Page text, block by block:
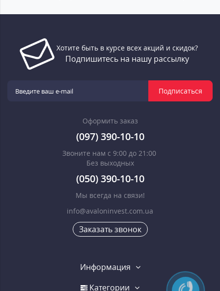
Хотите быть в курсе всех акций и скидок?
Подпишитесь на нашу рассылку
Подписаться
Оформить заказ
(097) 390-10-10
Звоните нам с 9:00 до 21:00
Без выходных
(050) 390-10-10
Мы всегда на связи!
info@avaloninvest.com.ua
Заказать звонок
Информация
Категории